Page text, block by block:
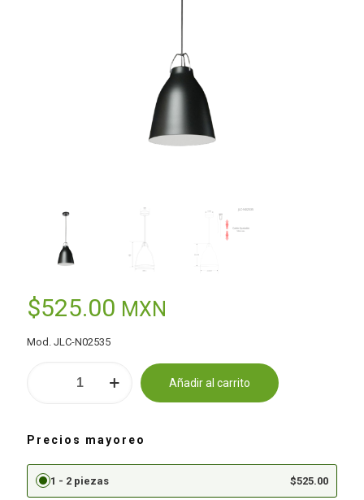
$525.00 MXN
Mod. JLC-N02535
Añadir al carrito
Alternative:
Precios mayoreo
1 - 2 piezas $525.00